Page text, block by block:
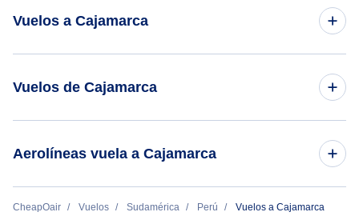
Vuelos a Cajamarca
Vuelos de Cajamarca
Aerolíneas vuela a Cajamarca
Star Peru
CheapOair Vuelos Sudamérica Perú Vuelos a Cajamarca